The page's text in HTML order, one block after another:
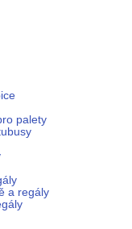
palety
a regály